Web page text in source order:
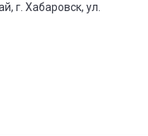
г. Хабаровск, ул.